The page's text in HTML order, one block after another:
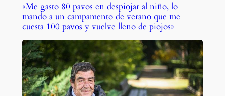
«Me gasto 80 pavos en despiojar al niño, lo
mando a un campamento de verano que me
cuesta 100 pavos y vuelve lleno de piojos»